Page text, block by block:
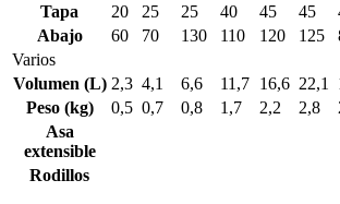
Tapa
20 25 25 40 45 45
Abajo
60 70 130 110 120 125
Varios
Volumen (L) 2,3 4,1 6,6 11,7 16,6 22,1
Peso (kg)
0,5 0,7 0,8 1,7 2,2 2,8
Asa
extensible
Rodillos